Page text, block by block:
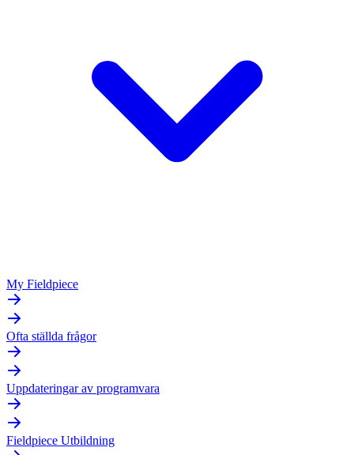
My Fieldpiece
Ofta ställda frågor
Uppdateringar av programvara
Fieldpiece Utbildning